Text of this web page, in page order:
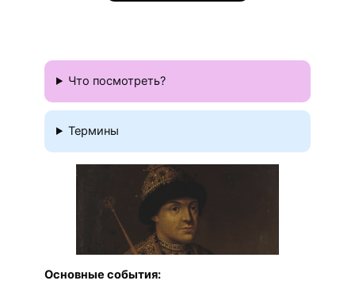
Что посмотреть?
Термины
Основные события: